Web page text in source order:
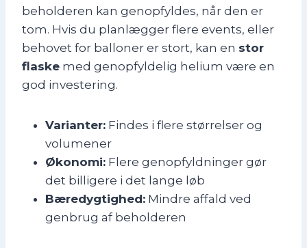
beholderen kan genopfyldes, når den er
tom. Hvis du planlægger flere events, eller
behovet for balloner er stort, kan en stor
flaske med genopfyldelig helium være en
god investering.
Varianter: Findes i flere størrelser og
volumener
Økonomi: Flere genopfyldninger gør
det billigere i det lange løb
Bæredygtighed: Mindre affald ved
genbrug af beholderen